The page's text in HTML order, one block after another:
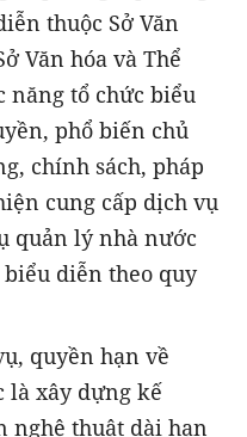
thuộc Sở Văn
Văn hóa và Thể
năng tổ chức biểu
phổ biến chủ
chính sách, pháp
cung cấp dịch vụ
quản lý nhà nước
diễn theo quy
quyền hạn về
là xây dựng kế
nghệ thuật dài hạn